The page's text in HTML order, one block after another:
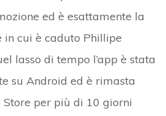
ed è esattamente la
cui è caduto Phillipe
lasso di tempo l’app è stata
su Android ed è rimasta
Store per più di 10 giorni